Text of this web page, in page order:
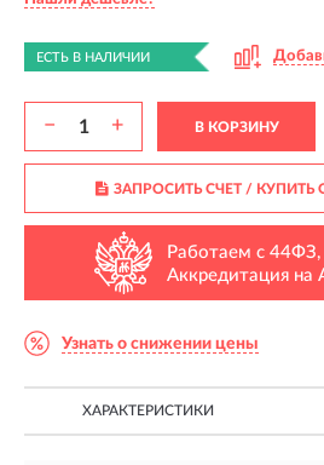
ЕСТЬ В НАЛИЧИИ
− + В КОРЗИНУ
ЗАПРОСИТЬ СЧЕТ / КУПИТЬ
Работаем с
Аккредитация на
Узнать о снижении цены
ХАРАКТЕРИСТИКИ